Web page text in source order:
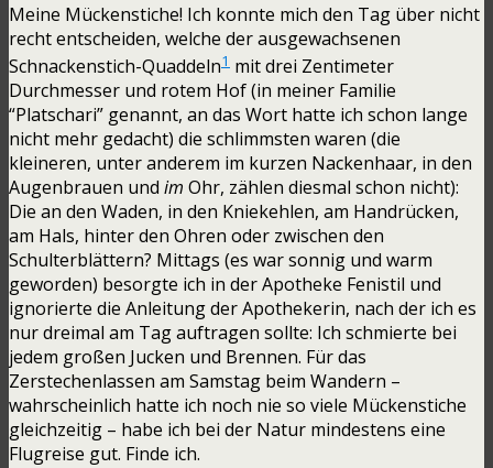
Meine Mückenstiche! Ich konnte mich den Tag über nicht
recht entscheiden, welche der ausgewachsenen
Schnackenstich-Quaddeln1 mit drei Zentimeter
Durchmesser und rotem Hof (in meiner Familie
“Platschari” genannt, an das Wort hatte ich schon lange
nicht mehr gedacht) die schlimmsten waren (die
kleineren, unter anderem im kurzen Nackenhaar, in den
Augenbrauen und im Ohr, zählen diesmal schon nicht):
Die an den Waden, in den Kniekehlen, am Handrücken,
am Hals, hinter den Ohren oder zwischen den
Schulterblättern? Mittags (es war sonnig und warm
geworden) besorgte ich in der Apotheke Fenistil und
ignorierte die Anleitung der Apothekerin, nach der ich es
nur dreimal am Tag auftragen sollte: Ich schmierte bei
jedem großen Jucken und Brennen. Für das
Zerstechenlassen am Samstag beim Wandern –
wahrscheinlich hatte ich noch nie so viele Mückenstiche
gleichzeitig – habe ich bei der Natur mindestens eine
Flugreise gut. Finde ich.